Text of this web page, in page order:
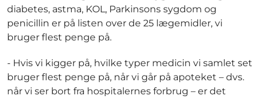
diabetes, astma, KOL, Parkinsons sygdom og
penicillin er på listen over de 25 lægemidler, vi
bruger flest penge på.
- Hvis vi kigger på, hvilke typer medicin vi samlet set
bruger flest penge på, når vi går på apoteket – dvs.
når vi ser bort fra hospitalernes forbrug – er det